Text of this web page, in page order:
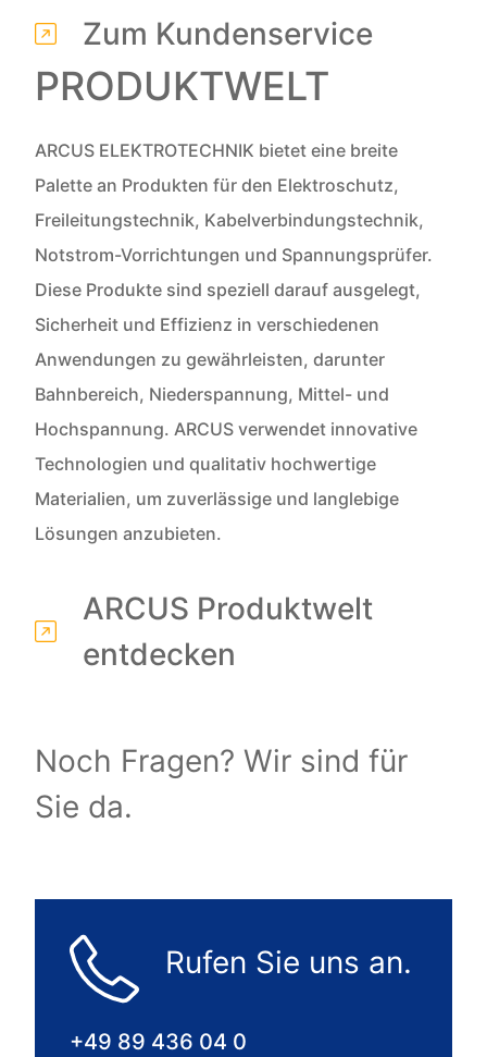
Zum Kundenservice
PRODUKTWELT
ARCUS ELEKTROTECHNIK bietet eine breite
Palette an Produkten für den Elektroschutz,
Freileitungstechnik, Kabelverbindungstechnik,
Notstrom-Vorrichtungen und Spannungsprüfer.
Diese Produkte sind speziell darauf ausgelegt,
Sicherheit und Effizienz in verschiedenen
Anwendungen zu gewährleisten, darunter
Bahnbereich, Niederspannung, Mittel- und
Hochspannung. ARCUS verwendet innovative
Technologien und qualitativ hochwertige
Materialien, um zuverlässige und langlebige
Lösungen anzubieten.
ARCUS Produktwelt
entdecken
Noch Fragen? Wir sind für
Sie da.
Rufen Sie uns an.
+49 89 436 04 0